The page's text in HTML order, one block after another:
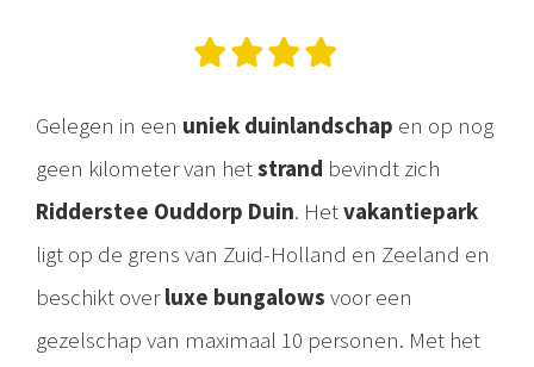
Gelegen in een uniek duinlandschap en op nog
geen kilometer van hetstrand bevindt zich
Ridderstee Ouddorp Duin. Hetvakantiepark
ligt op de grens van Zuid-Holland en Zeeland en
beschikt overluxe bungalows voor een
gezelschap van maximaal 10 personen. Met het